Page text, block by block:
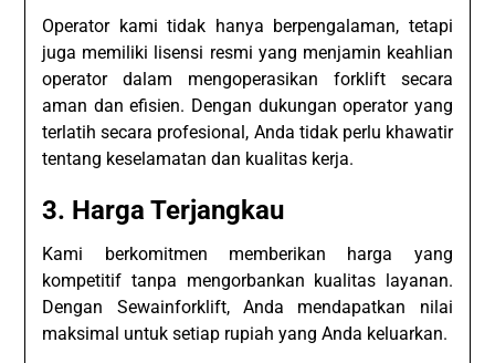
Operator kami tidak hanya berpengalaman, tetapi
juga memiliki lisensi resmi yang menjamin keahlian
operator dalam mengoperasikan forklift secara
aman dan efisien. Dengan dukungan operator yang
terlatih secara profesional, Anda tidak perlu khawatir
tentang keselamatan dan kualitas kerja.
3. Harga Terjangkau
Kami berkomitmen memberikan harga yang
kompetitif tanpa mengorbankan kualitas layanan.
Dengan Sewainforklift, Anda mendapatkan nilai
maksimal untuk setiap rupiah yang Anda keluarkan.